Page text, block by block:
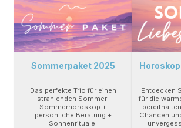
Sommerpaket 2025
Das perfekte Trio für einen
strahlenden Sommer:
Sommerhoroskop +
persönliche Beratung +
Sonnenrituale.
Entdecken
für die
Chancen